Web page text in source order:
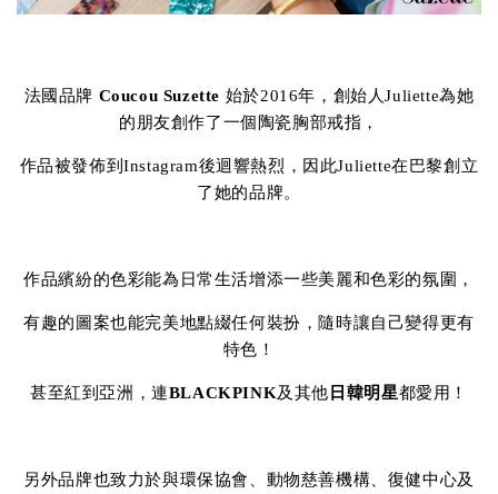
法國品牌 Coucou Suzette 始於2016年，創始人Juliette為她
的朋友創作了一個陶瓷胸部戒指，
作品被發佈到Instagram後迴響熱烈，因此Juliette在巴黎創立
了她的品牌。
作品繽紛的色彩能為日常生活增添一些美麗和色彩的氛圍，
有趣的圖案也能完美地點綴任何裝扮，隨時讓自己變得更有
特色！
甚至紅到亞洲，連BLACKPINK及其他 日韓明星都愛用！
另外品牌也致力於與環保協會、動物慈善機構、復健中心及